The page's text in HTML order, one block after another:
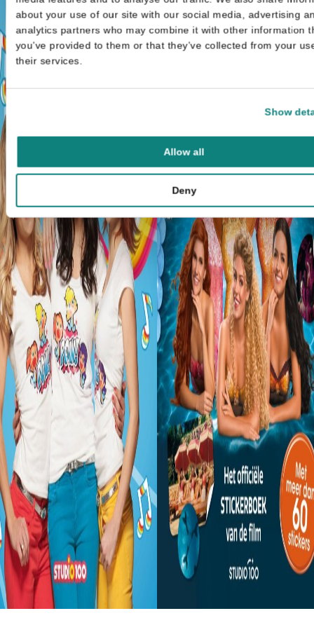
about your use of our site with our social media, advertising
analytics partners who may combine it with other information
you’ve provided to them or that they’ve collected from your
their services.
Show
Allow all
Deny